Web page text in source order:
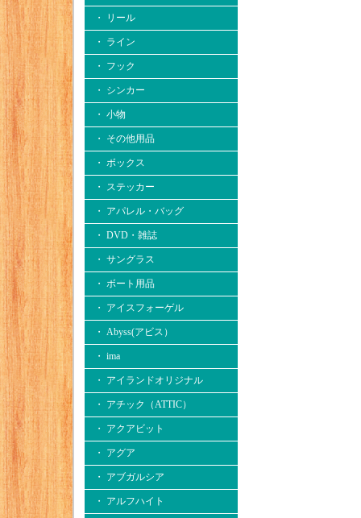
・ リール
・ ライン
・ フック
・ シンカー
・ 小物
・ その他用品
・ ボックス
・ ステッカー
・ アパレル・バッグ
・ DVD・雑誌
・ サングラス
・ ボート用品
・ アイスフォーゲル
・ Abyss(アビス）
・ ima
・ アイランドオリジナル
・ アチック（ATTIC）
・ アクアビット
・ アグア
・ アブガルシア
・ アルフハイト